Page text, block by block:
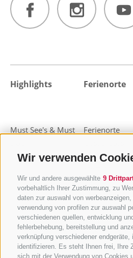
Wir verwenden
Wir und andere ausgewählte 9
vorbehaltlich Ihrer Zustimmung, zu
daten zur auswahl von
verwendung von profilen zur auswahl
verschiedenen quellen, entwicklung
fehlerbehebung, bereitstellung und
verknüpfung verschiedener
identifizieren. Es steht Ihnen frei, Ihre
sich mit der Verwendung von Cookies
Highlights
Must See's & Must
Highlight-Events
Ferienorte
Ferienorte
Pflerschtal
Freienfeld
Pfitschtal
Ratschingstal
Ridnauntal
Jaufental